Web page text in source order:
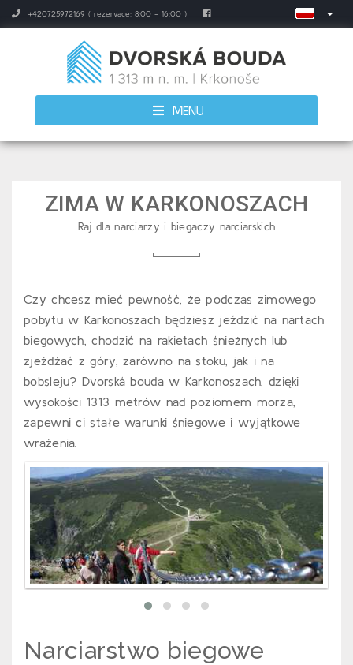
+420725972169 ( rezervace: 8:00 - 16:00 )
MENU
ZIMA W KARKONOSZACH
Raj dla narciarzy i biegaczy narciarskich
Czy chcesz mieć pewność, że podczas zimowego
pobytu w Karkonoszach będziesz jeździć na nartach
biegowych, chodzić na rakietach śnieżnych lub
zjeżdżać z góry, zarówno na stoku, jak i na
bobsleju? Dvorská bouda w Karkonoszach, dzięki
wysokości 1313 metrów nad poziomem morza,
zapewni ci stałe warunki śniegowe i wyjątkowe
wrażenia.
Narciarstwo biegowe